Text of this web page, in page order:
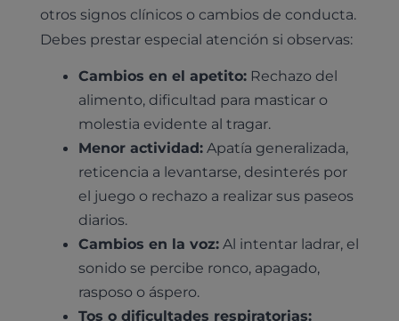
Pruebas diagnósticas
Diagnóstico veterinario por imagen
Identificación con microchip y pasaporte
Medicina general
Dermatología
Planes de salud para perros
otros signos clínicos o cambios de conducta.
Debes prestar especial atención si observas:
Cambios en el apetito: Rechazo del
alimento, dificultad para masticar o
molestia evidente al tragar.
Menor actividad: Apatía generalizada,
reticencia a levantarse, desinterés por
el juego o rechazo a realizar sus paseos
diarios.
Cambios en la voz: Al intentar ladrar, el
sonido se percibe ronco, apagado,
rasposo o áspero.
Tos o dificultades respiratorias: